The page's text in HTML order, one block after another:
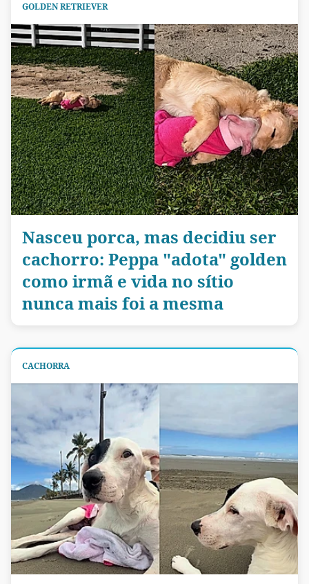
GOLDEN RETRIEVER
Nasceu porca, mas decidiu ser
cachorro: Peppa "adota" golden
como irmã e vida no sítio
nunca mais foi a mesma
CACHORRA